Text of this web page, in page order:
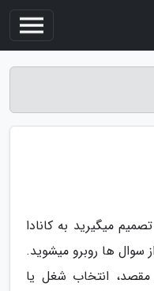
می­گیرید به کانادا
سوال ها روبرو می­شوید.
مقصد، انتخاب شغل یا